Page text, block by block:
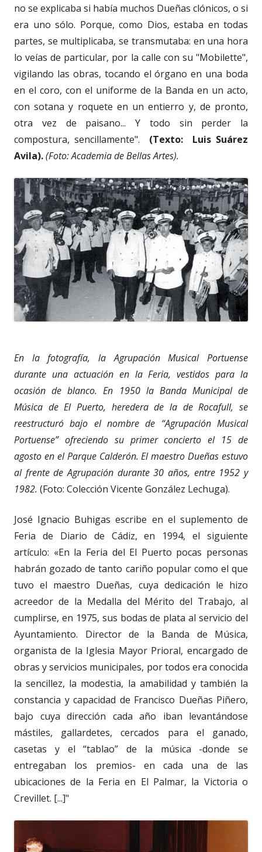
no se explicaba si había muchos Dueñas clónicos, o si
era uno sólo. Porque, como Dios, estaba en todas
partes, se multiplicaba, se transmutaba: en una hora
lo veías de particular, por la calle con su "Mobilette",
vigilando las obras, tocando el órgano en una boda
en el coro, con el uniforme de la Banda en un acto,
con sotana y roquete en un entierro y, de pronto,
otra vez de paisano... Y todo sin perder la
compostura, sencillamente".
(Texto: Luis Suárez
Avila).(Foto: Academia de Bellas Artes).
En la fotografía, la Agrupación Musical Portuense
durante una actuación en la Feria, vestidos para la
ocasión de blanco. En 1950 la Banda Municipal de
Música de El Puerto, heredera de la de Rocafull, se
reestructuró bajo el nombre de “Agrupación Musical
Portuense” ofreciendo su primer concierto el 15 de
agosto en el Parque Calderón. El maestro Dueñas estuvo
al frente de Agrupación durante 30 años, entre 1952 y
1982. (Foto: Colección Vicente González Lechuga).
José Ignacio Buhigas escribe en el suplemento de
Feria de Diario de Cádiz, en 1994, el siguiente
artículo: «En la Feria del El Puerto pocas personas
habrán gozado de tanto cariño popular como el que
tuvo el maestro Dueñas, cuya dedicación le hizo
acreedor de la Medalla del Mérito del Trabajo, al
cumplirse, en 1975, sus bodas de plata al servicio del
Ayuntamiento. Director de la Banda de Música,
organista de la Iglesia Mayor Prioral, encargado de
obras y servicios municipales, por todos era conocida
la sencillez, la modestia, la amabilidad y también la
constancia y capacidad de Francisco Dueñas Piñero,
bajo cuya dirección cada año iban levantándose
mástiles, gallardetes, cercados para el ganado,
casetas y el “tablao” de la música -donde se
entregaban los premios- en cada una de las
ubicaciones de la Feria en El Palmar, la Victoria o
Crevillet. [...]"